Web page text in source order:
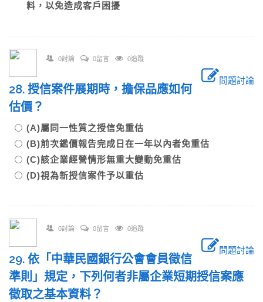
料，以免造成客戶困擾
0討論 0留言 0追蹤
問題討論
28. 授信案件展期時，擔保品應如何
估價？
(A)屬同一性質之授信免重估
(B)前次鑑價報告完成日在一年以內者免重估
(C)該企業經營情形無重大變動免重估
(D)視為新授信案件予以重估
0討論 0留言 0追蹤
問題討論
29. 依「中華民國銀行公會會員徵信
準則」規定，下列何者非屬企業短期授信案應
徵取之基本資料？